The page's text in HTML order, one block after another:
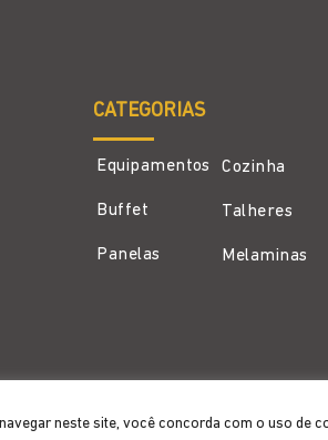
neste site, você concorda com o uso de
CATEGORIAS
Equipamentos
Buffet
Panelas
Cozinha
Talheres
Melaminas